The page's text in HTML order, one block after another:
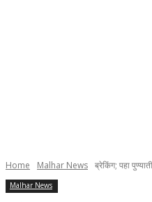
Home Malhar News ब्रेकिंग; पहा
Malhar News